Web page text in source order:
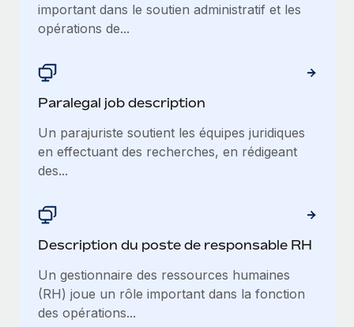
important dans le soutien administratif et les
opérations de...
Paralegal job description
Un parajuriste soutient les équipes juridiques
en effectuant des recherches, en rédigeant
des...
Description du poste de responsable RH
Un gestionnaire des ressources humaines
(RH) joue un rôle important dans la fonction
des opérations...